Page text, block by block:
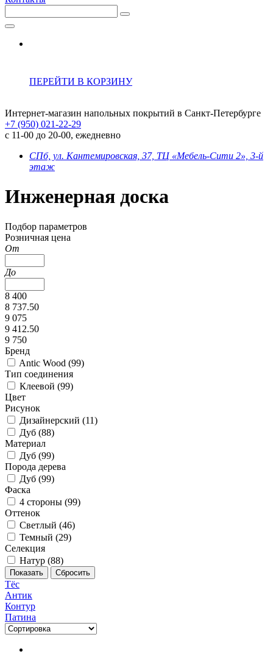
ПЕРЕЙТИ В КОРЗИНУ
Интернет-магазин напольных покрытий в Санкт-Петербурге
+7 (950) 021-22-29
с 11-00 до 20-00, ежедневно
СПб, ул. Кантемировская, 37, ТЦ «Мебель-Сити 2», 3-й
этаж
Инженерная доска
Подбор параметров
Розничная цена
От
До
8 400
8 737.50
9 075
9 412.50
9 750
Бренд
Antic Wood (99)
Тип соединения
Клеевой (99)
Цвет
Рисунок
Дизайнерский (11)
Дуб (88)
Материал
Дуб (99)
Порода дерева
Дуб (99)
Фаска
4 стороны (99)
Оттенок
Светлый (46)
Темный (29)
Селекция
Натур (88)
Тёс
Антик
Контур
Патина